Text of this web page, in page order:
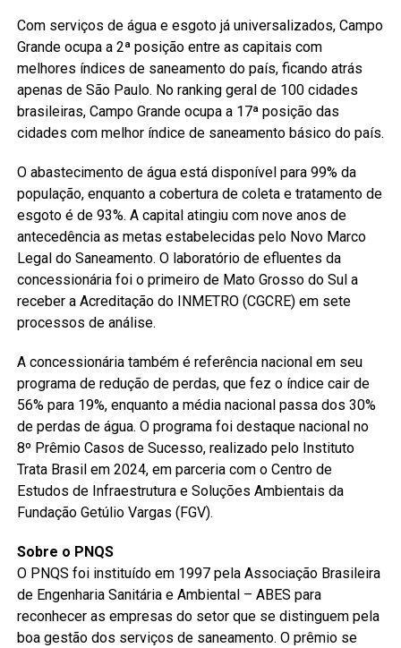
Com serviços de água e esgoto já universalizados, Campo
Grande ocupa a 2ª posição entre as capitais com
melhores índices de saneamento do país, ficando atrás
apenas de São Paulo. No ranking geral de 100 cidades
brasileiras, Campo Grande ocupa a 17ª posição das
cidades com melhor índice de saneamento básico do país.
O abastecimento de água está disponível para 99% da
população, enquanto a cobertura de coleta e tratamento de
esgoto é de 93%. A capital atingiu com nove anos de
antecedência as metas estabelecidas pelo Novo Marco
Legal do Saneamento. O laboratório de efluentes da
concessionária foi o primeiro de Mato Grosso do Sul a
receber a Acreditação do INMETRO (CGCRE) em sete
processos de análise.
A concessionária também é referência nacional em seu
programa de redução de perdas, que fez o índice cair de
56% para 19%, enquanto a média nacional passa dos 30%
de perdas de água. O programa foi destaque nacional no
8º Prêmio Casos de Sucesso, realizado pelo Instituto
Trata Brasil em 2024, em parceria com o Centro de
Estudos de Infraestrutura e Soluções Ambientais da
Fundação Getúlio Vargas (FGV).
Sobre o PNQS
O PNQS foi instituído em 1997 pela Associação Brasileira
de Engenharia Sanitária e Ambiental – ABES para
reconhecer as empresas do setor que se distinguem pela
boa gestão dos serviços de saneamento. O prêmio se